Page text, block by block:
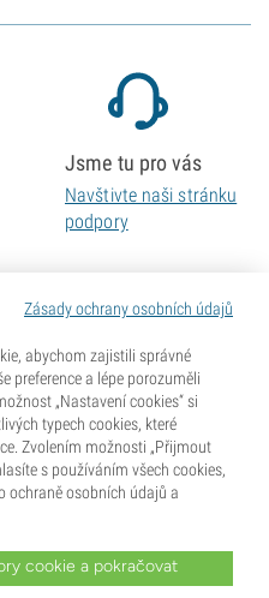
Zásady ochrany osobních údajů
abychom zajistili správné
preference a lépe porozuměli
„Nastavení cookies“ si
typech cookies, které
Zvolením možnosti „Přijmout
s používáním všech cookies,
ochraně osobních údajů a
cookie a pokračovat
Jsme tu pro vás
Navštivte naši stránku
podpory
semen je v mnoha zemích nezákonné. Před